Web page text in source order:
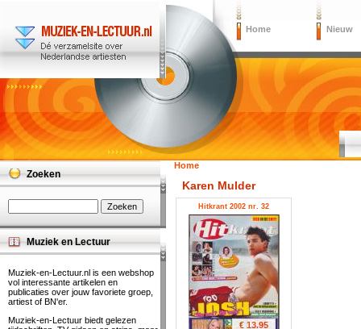
Home Nieuw
Home
Karen Mulder
Hitkrant 2002 nr. 32
€ 13.95
Zoeken
Muziek en Lectuur
Muziek-en-Lectuur.nl is een webshop
vol interessante artikelen en
publicaties over jouw favoriete groep,
artiest of BN'er.
Muziek-en-Lectuur biedt gelezen